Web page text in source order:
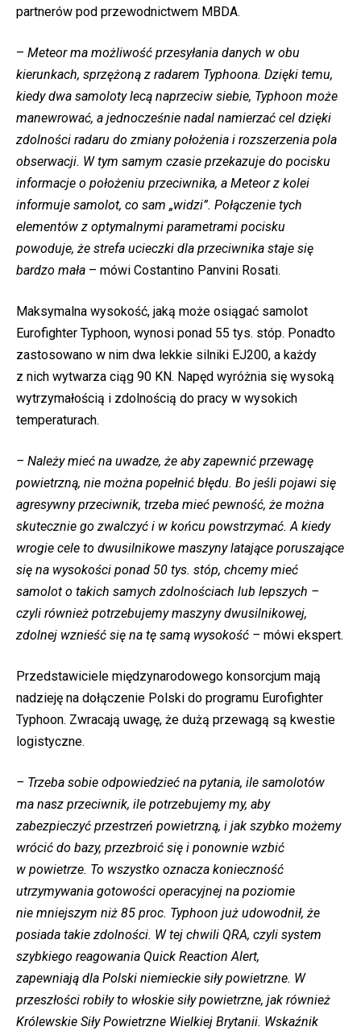
partnerów pod przewodnictwem MBDA.
– Meteor ma możliwość przesyłania danych w obu
kierunkach, sprzężoną z radarem Typhoona. Dzięki temu,
kiedy dwa samoloty lecą naprzeciw siebie, Typhoon może
manewrować, a jednocześnie nadal namierzać cel dzięki
zdolności radaru do zmiany położenia i rozszerzenia pola
obserwacji. W tym samym czasie przekazuje do pocisku
informacje o położeniu przeciwnika, a Meteor z kolei
informuje samolot, co sam „widzi”. Połączenie tych
elementów z optymalnymi parametrami pocisku
powoduje, że strefa ucieczki dla przeciwnika staje się
bardzo mała – mówi Costantino Panvini Rosati.
Maksymalna wysokość, jaką może osiągać samolot
Eurofighter Typhoon, wynosi ponad 55 tys. stóp. Ponadto
zastosowano w nim dwa lekkie silniki EJ200, a każdy
z nich wytwarza ciąg 90 KN. Napęd wyróżnia się wysoką
wytrzymałością i zdolnością do pracy w wysokich
temperaturach.
– Należy mieć na uwadze, że aby zapewnić przewagę
powietrzną, nie można popełnić błędu. Bo jeśli pojawi się
agresywny przeciwnik, trzeba mieć pewność, że można
skutecznie go zwalczyć i w końcu powstrzymać. A kiedy
wrogie cele to dwusilnikowe maszyny latające poruszające
się na wysokości ponad 50 tys. stóp, chcemy mieć
samolot o takich samych zdolnościach lub lepszych –
czyli również potrzebujemy maszyny dwusilnikowej,
zdolnej wznieść się na tę samą wysokość – mówi ekspert.
Przedstawiciele międzynarodowego konsorcjum mają
nadzieję na dołączenie Polski do programu Eurofighter
Typhoon. Zwracają uwagę, że dużą przewagą są kwestie
logistyczne.
– Trzeba sobie odpowiedzieć na pytania, ile samolotów
ma nasz przeciwnik, ile potrzebujemy my, aby
zabezpieczyć przestrzeń powietrzną, i jak szybko możemy
wrócić do bazy, przezbroić się i ponownie wzbić
w powietrze. To wszystko oznacza konieczność
utrzymywania gotowości operacyjnej na poziomie
nie mniejszym niż 85 proc. Typhoon już udowodnił, że
posiada takie zdolności. W tej chwili QRA, czyli system
szybkiego reagowania Quick Reaction Alert,
zapewniają dla Polski niemieckie siły powietrzne. W
przeszłości robiły to włoskie siły powietrzne, jak również
Królewskie Siły Powietrzne Wielkiej Brytanii. Wskaźnik